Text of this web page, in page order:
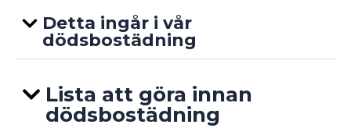
Detta ingår i vår
dödsbostädning
Lista att göra innan
dödsbostädning